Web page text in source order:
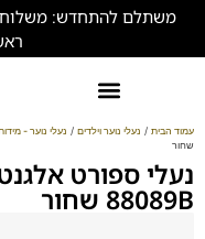
עמוד הבית / נעלי נוער וילדים / נעלי נוער - מידות
שחור
נעלי ספורט
88089B שחור